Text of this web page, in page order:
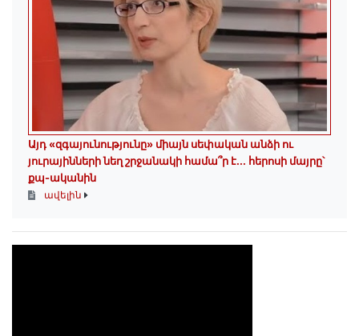
Այդ «զգայունությունը» միայն սեփական անձի ու
յուրայինների նեղ շրջանակի համա՞ր է․․․ հերոսի մայրը՝
քպ-ականին
ավելին